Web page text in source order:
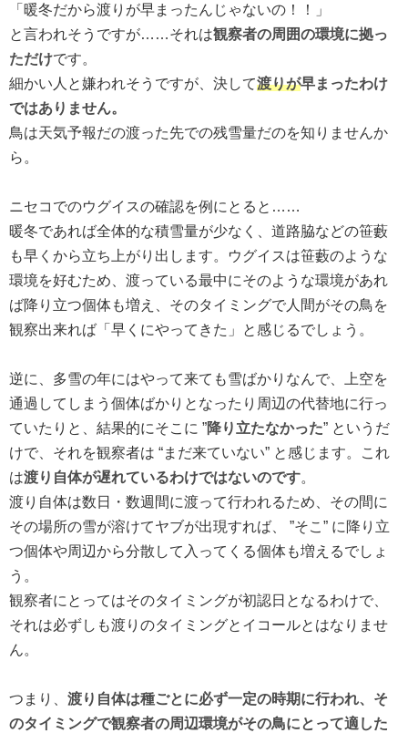
「暖冬だから渡りが早まったんじゃないの！！」
と言われそうですが……それは観察者の周囲の環境に拠っ
ただけです。
細かい人と嫌われそうですが、決して渡りが早まったわけ
ではありません。
鳥は天気予報だの渡った先での残雪量だのを知りませんか
ら。
ニセコでのウグイスの確認を例にとると……
暖冬であれば全体的な積雪量が少なく、道路脇などの笹藪
も早くから立ち上がり出します。ウグイスは笹藪のような
環境を好むため、渡っている最中にそのような環境があれ
ば降り立つ個体も増え、そのタイミングで人間がその鳥を
観察出来れば「早くにやってきた」と感じるでしょう。
逆に、多雪の年にはやって来ても雪ばかりなんで、上空を
通過してしまう個体ばかりとなったり周辺の代替地に行っ
ていたりと、結果的にそこに ”降り立たなかった” というだ
けで、それを観察者は “まだ来ていない” と感じます。これ
は渡り自体が遅れているわけではないのです。
渡り自体は数日・数週間に渡って行われるため、その間に
その場所の雪が溶けてヤブが出現すれば、 ”そこ” に降り立
つ個体や周辺から分散して入ってくる個体も増えるでしょ
う。
観察者にとってはそのタイミングが初認日となるわけで、
それは必ずしも渡りのタイミングとイコールとはなりませ
ん。
つまり、 渡り自体は種ごとに必ず一定の時期に行われ、そ
のタイミングで観察者の周辺環境がその鳥にとって適した